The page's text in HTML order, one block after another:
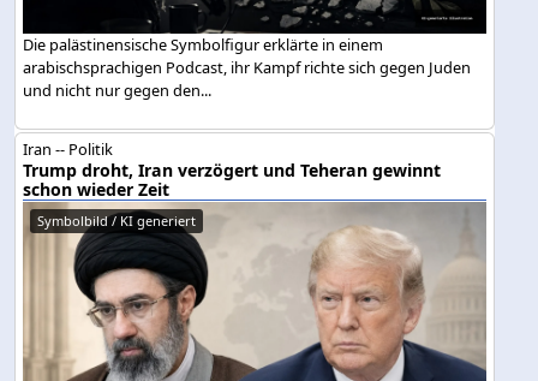
Die palästinensische Symbolfigur erklärte in einem
arabischsprachigen Podcast, ihr Kampf richte sich gegen Juden
und nicht nur gegen den...
Iran -- Politik
Trump droht, Iran verzögert und Teheran gewinnt
schon wieder Zeit
Symbolbild / KI generiert